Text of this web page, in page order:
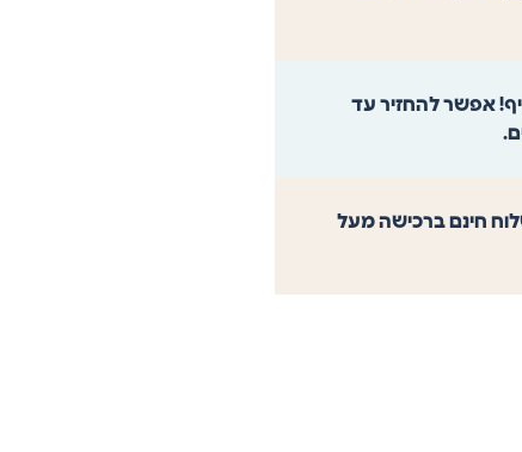
אפשר להחזיר עד
משלוח חינם ברכישה מעל